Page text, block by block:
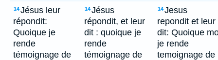
14Jésus leur
répondit:
Quoique je
rende
témoignage de
14Jésus
répondit, et leur
dit : quoique je
rende
témoignage de
14Jesus
repondit et leur
dit: Quoique
je rende
temoignage de